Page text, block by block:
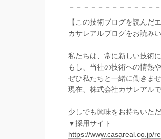
－－－－－－－－－－－－
【この技術ブログを読んだ
カサレアルブログをお読み
私たちは、常に新しい技術
もし、当社の技術への情熱
ぜひ私たちと一緒に働きま
現在、株式会社カサレアル
少しでも興味をお持ちいた
▼採用サイト
https://www.casareal.co.jp/